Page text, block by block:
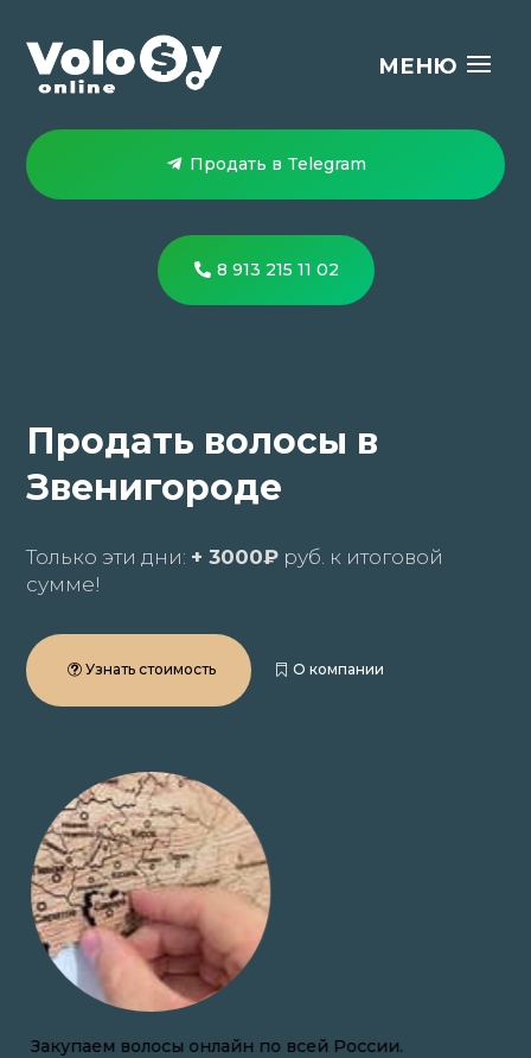
Продать в Telegram
8 913 215 11 02
Продать волосы в
Звенигороде
Только эти дни: + 3000₽ руб. к итоговой
сумме!
Узнать стоимость О компании
Закупаем волосы онлайн по всей России.